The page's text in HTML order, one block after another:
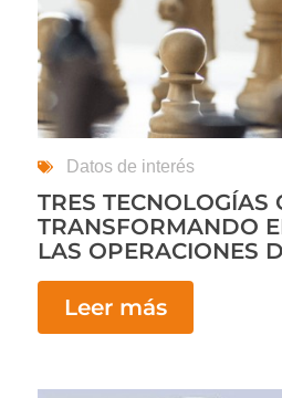
Datos de interés
TRES TECNOLOGÍAS
TRANSFORMANDO
LAS OPERACIONES
Leer más